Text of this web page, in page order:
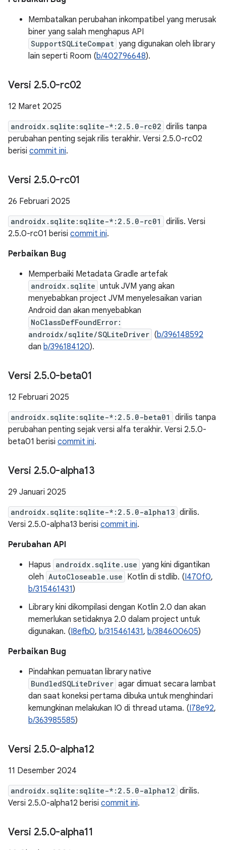
Membatalkan perubahan inkompatibel yang merusak
biner yang salah menghapus API
SupportSQLiteCompat yang digunakan oleh library
lain seperti Room (b/402796648).
Versi 2.5.0-rc02
12 Maret 2025
androidx.sqlite:sqlite-*:2.5.0-rc02 dirilis tanpa
perubahan penting sejak rilis terakhir. Versi 2.5.0-rc02
berisi commit ini.
Versi 2.5.0-rc01
26 Februari 2025
androidx.sqlite:sqlite-*:2.5.0-rc01
dirilis. Versi
2.5.0-rc01 berisi commit ini.
Perbaikan Bug
Memperbaiki Metadata Gradle artefak
androidx.sqlite untuk JVM yang akan
menyebabkan project JVM menyelesaikan varian
Android dan akan menyebabkan
NoClassDefFoundError:
androidx/sqlite/SQLiteDriver (b/396148592
dan b/396184120).
Versi 2.5.0-beta01
12 Februari 2025
androidx.sqlite:sqlite-*:2.5.0-beta01
dirilis tanpa
perubahan penting sejak versi alfa terakhir. Versi 2.5.0-
beta01 berisi commit ini.
Versi 2.5.0-alpha13
29 Januari 2025
androidx.sqlite:sqlite-*:2.5.0-alpha13 dirilis.
Versi 2.5.0-alpha13 berisi commit ini.
Perubahan API
Hapus androidx.sqlite.use yang kini digantikan
oleh AutoCloseable.use Kotlin di stdlib. (I470f0,
b/315461431)
Library kini dikompilasi dengan Kotlin 2.0 dan akan
memerlukan setidaknya 2.0 dalam project untuk
digunakan. (I8efb0, b/315461431, b/384600605)
Perbaikan Bug
Pindahkan pemuatan library native
BundledSQLiteDriver agar dimuat secara lambat
dan saat koneksi pertama dibuka untuk menghindari
kemungkinan melakukan IO di thread utama. (I78e92,
b/363985585)
Versi 2.5.0-alpha12
11 Desember 2024
androidx.sqlite:sqlite-*:2.5.0-alpha12 dirilis.
Versi 2.5.0-alpha12 berisi commit ini.
Versi 2.5.0-alpha11